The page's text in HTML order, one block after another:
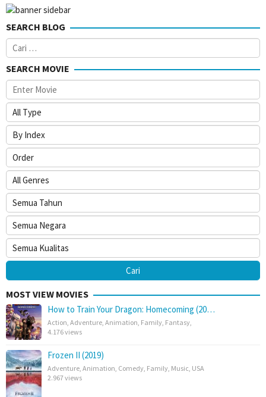
SEARCH BLOG
Cari
untuk:
SEARCH MOVIE
MOST VIEW MOVIES
How to Train Your Dragon: Homecoming (20…
Action Adventure Animation Family Fantasy
4.176 views
Frozen II (2019)
Adventure Animation Comedy Family Music USA
2.967 views